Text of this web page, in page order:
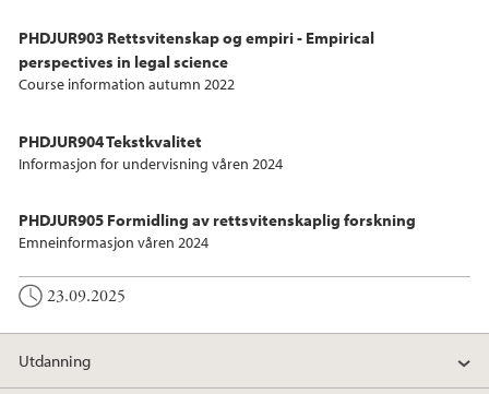
PHDJUR903 Rettsvitenskap og empiri - Empirical
perspectives in legal science
Course information autumn 2022
PHDJUR904 Tekstkvalitet
Informasjon for undervisning våren 2024
PHDJUR905 Formidling av rettsvitenskaplig forskning
Emneinformasjon våren 2024
23.09.2025
Utdanning